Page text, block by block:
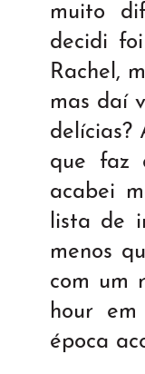
muito
decidi
Rachel,
mas daí
delícias?
que faz
acabei
lista de
menos
com um
hour
época